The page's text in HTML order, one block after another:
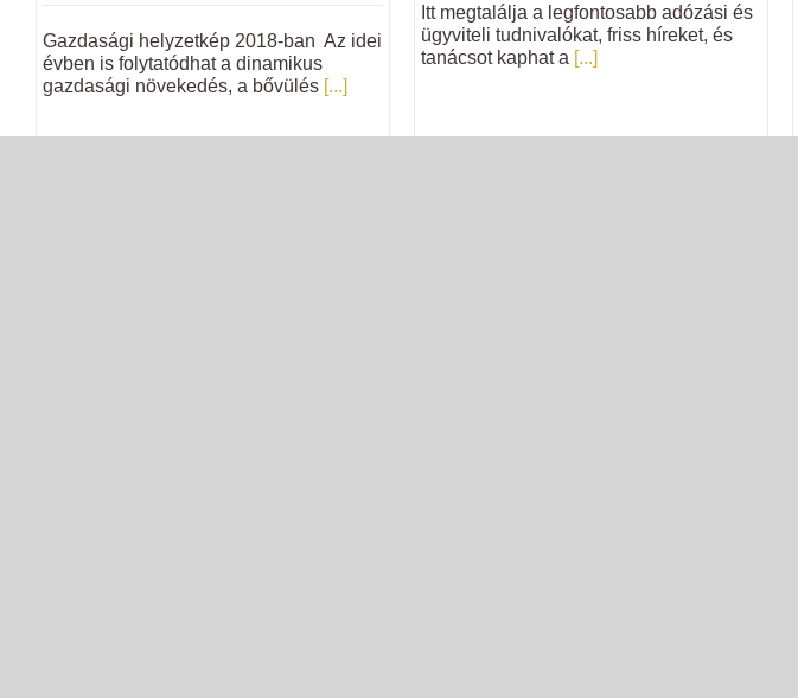
Gazdasági helyzetkép 2018-ban Az idei
évben is folytatódhat a dinamikus
gazdasági növekedés, a bővülés [...]
Itt megtalálja a legfontosabb adózási és
ügyviteli tudnivalókat, friss híreket, és
tanácsot kaphat a [...]